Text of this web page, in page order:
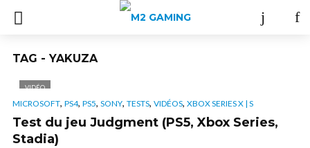
TAG - YAKUZA
VIDÉO
MICROSOFT, PS4, PS5, SONY, TESTS, VIDÉOS, XBOX SERIES X | S
Test du jeu Judgment (PS5, Xbox Series,
Stadia)